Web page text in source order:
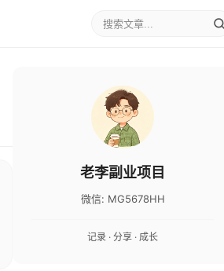
老李副业项目
微信: MG5678HH
记录 · 分享 · 成长